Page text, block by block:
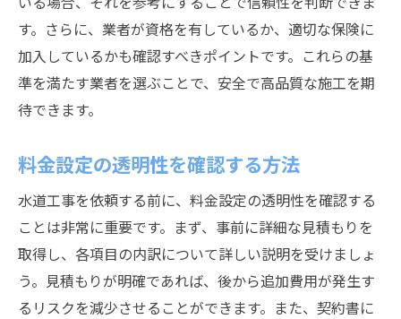
のコミュニケーション術
事前打ち合わせの重要ポイント
要望を的確に伝えるためのコツ
進捗状況の定期的な確認方法
工事完了後のフォローアップ
信頼関係を築くためのコミュニケーション
方法
静岡市の気候に対応した水道工事の最新技術と
活用法
最新技術で実現する耐震性向上
す。さらに、業者が資格を有しているか、適切な保険に
加入しているかも確認すべきポイントです。これらの基
準を満たす業者を選ぶことで、安全で高品質な施工を期
待できます。
料金設定の透明性を確認する方法
水道工事を依頼する前に、料金設定の透明性を確認する
ことは非常に重要です。まず、事前に詳細な見積もりを
取得し、各項目の内訳について詳しい説明を受けましょ
う。見積もりが明確であれば、後から追加費用が発生す
るリスクを減少させることができます。また、契約書に